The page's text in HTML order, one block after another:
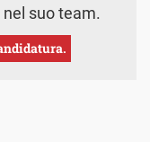
suo team.